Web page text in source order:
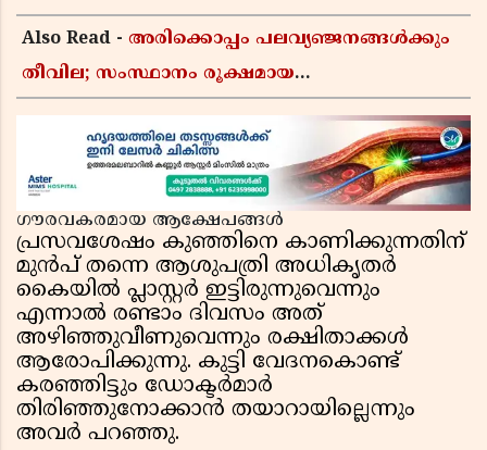
Also Read - അരിക്കൊപ്പം പലവ്യഞ്ജനങ്ങൾക്കും
തീവില; സംസ്ഥാനം രൂക്ഷമായ
ഗൗരവകരമായ ആക്ഷേപങ്ങൾ
പ്രസവശേഷം കുഞ്ഞിനെ കാണിക്കുന്നതിന്
മുൻപ് തന്നെ ആശുപത്രി അധികൃതർ
കൈയിൽ പ്ലാസ്റ്റർ ഇട്ടിരുന്നുവെന്നും
എന്നാൽ രണ്ടാം ദിവസം അത്
അഴിഞ്ഞുവീണുവെന്നും രക്ഷിതാക്കൾ
ആരോപിക്കുന്നു. കുട്ടി വേദനകൊണ്ട്
കരഞ്ഞിട്ടും ഡോക്ടർമാർ
തിരിഞ്ഞുനോക്കാൻ തയാറായില്ലെന്നും
അവർ പറഞ്ഞു.